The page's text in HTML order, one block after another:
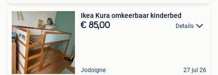
Ikea Kura omkeerbaar kinderbed
€ 85,00 Details
Jodoigne 27 jul 26